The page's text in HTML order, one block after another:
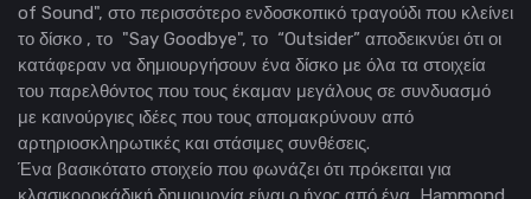
of Sound", στο περισσότερο ενδοσκοπικό τραγούδι που κλείνει
το δίσκο , το "Say Goodbye", το “Outsider” αποδεικνύει ότι οι
κατάφεραν να δημιουργήσουν ένα δίσκο με όλα τα στοιχεία
του παρελθόντος που τους έκαμαν μεγάλους σε συνδυασμό
με καινούργιες ιδέες που τους απομακρύνουν από
αρτηριοσκληρωτικές και στάσιμες συνθέσεις.
Ένα βασικότατο στοιχείο που φωνάζει ότι πρόκειται για